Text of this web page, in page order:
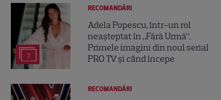
7
RECOMANDĂRI
Adela Popescu, într-un rol
neașteptat în „Fără Urmă”.
Primele imagini din noul serial
PRO TV și când începe
RECOMANDĂRI